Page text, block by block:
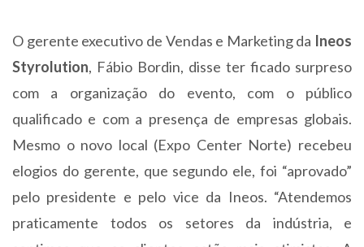
O gerente executivo de Vendas e Marketing da Ineos
Styrolution, Fábio Bordin, disse ter ficado surpreso
com a organização do evento, com o público
qualificado e com a presença de empresas globais.
Mesmo o novo local (Expo Center Norte) recebeu
elogios do gerente, que segundo ele, foi “aprovado”
pelo presidente e pelo vice da Ineos. “Atendemos
praticamente todos os setores da indústria, e